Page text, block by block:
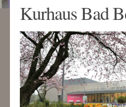
Kurhaus Bad